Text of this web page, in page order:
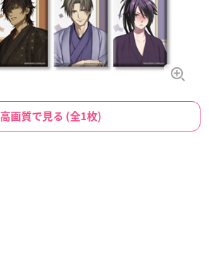
高画質で見る (全1枚)